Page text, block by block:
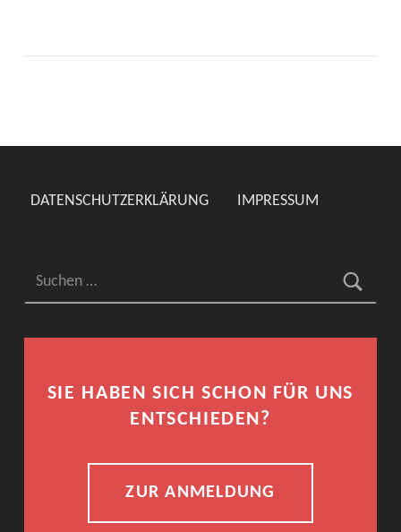
DATENSCHUTZERKLÄRUNG IMPRESSUM
SIE HABEN SICH SCHON FÜR UNS
ENTSCHIEDEN?
ZUR ANMELDUNG